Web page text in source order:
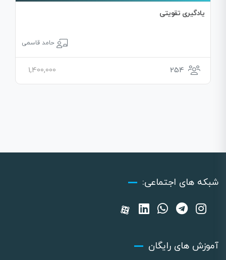
یادگیری تقویتی
حامد قاسمی
254
1,400,000
شبکه های اجتماعی:
آموزش های رایگان